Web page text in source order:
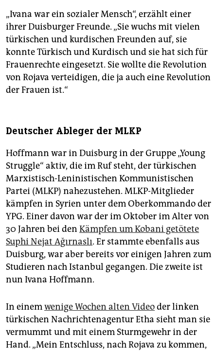
„Ivana war ein sozialer Mensch“, erzählt einer
ihrer Duisburger Freunde. „Sie wuchs mit vielen
türkischen und kurdischen Freunden auf, sie
konnte Türkisch und Kurdisch und sie hat sich für
Frauenrechte eingesetzt. Sie wollte die Revolution
von Rojava verteidigen, die ja auch eine Revolution
der Frauen ist.“
Deutscher Ableger der MLKP
Hoffmann war in Duisburg in der Gruppe „Young
Struggle“ aktiv, die im Ruf steht, der türkischen
Marxistisch-Leninistischen Kommunistischen
Partei (MLKP) nahezustehen. MLKP-Mitglieder
kämpfen in Syrien unter dem Oberkommando der
YPG. Einer davon war der im Oktober im Alter von
30 Jahren bei den Kämpfen um Kobani getötete
Suphi Nejat Ağırnaslı. Er stammte ebenfalls aus
Duisburg, war aber bereits vor einigen Jahren zum
Studieren nach Istanbul gegangen. Die zweite ist
nun Ivana Hoffmann.
In einemwenige Wochen alten Videoder linken
türkischen Nachrichtenagentur Etha sieht man sie
vermummt und mit einem Sturmgewehr in der
Hand. „Mein Entschluss, nach Rojava zu kommen,